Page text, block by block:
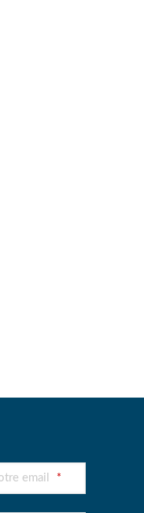
email *